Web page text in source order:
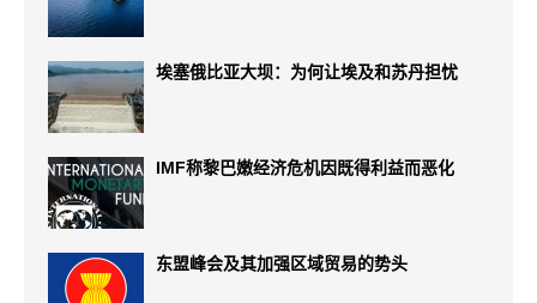
埃塞俄比亚大坝：为何让埃及和苏丹担忧
IMF称黎巴嫩经济危机因既得利益而恶化
东盟峰会及其加强区域贸易的势头